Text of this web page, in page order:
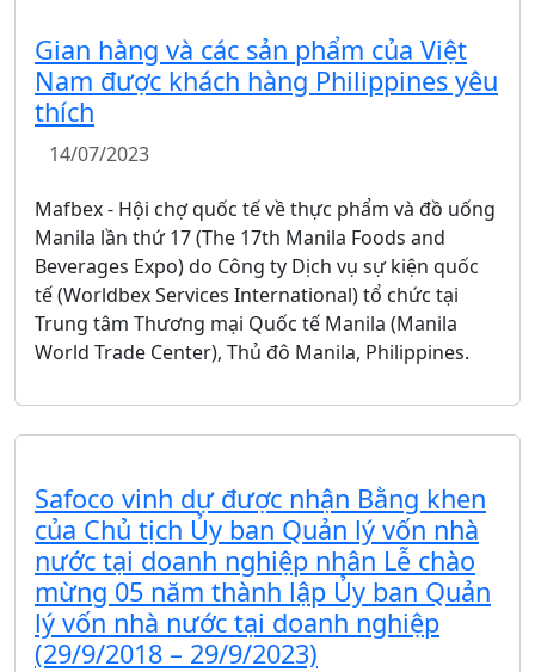
Gian hàng và các sản phẩm của Việt
Nam được khách hàng Philippines yêu
thích
14/07/2023
Mafbex - Hội chợ quốc tế về thực phẩm và đồ uống
Manila lần thứ 17 (The 17th Manila Foods and
Beverages Expo) do Công ty Dịch vụ sự kiện quốc
tế (Worldbex Services International) tổ chức tại
Trung tâm Thương mại Quốc tế Manila (Manila
World Trade Center), Thủ đô Manila, Philippines.
Safoco vinh dự được nhận Bằng khen
của Chủ tịch Ủy ban Quản lý vốn nhà
nước tại doanh nghiệp nhân Lễ chào
mừng 05 năm thành lập Ủy ban Quản
lý vốn nhà nước tại doanh nghiệp
(29/9/2018 – 29/9/2023)